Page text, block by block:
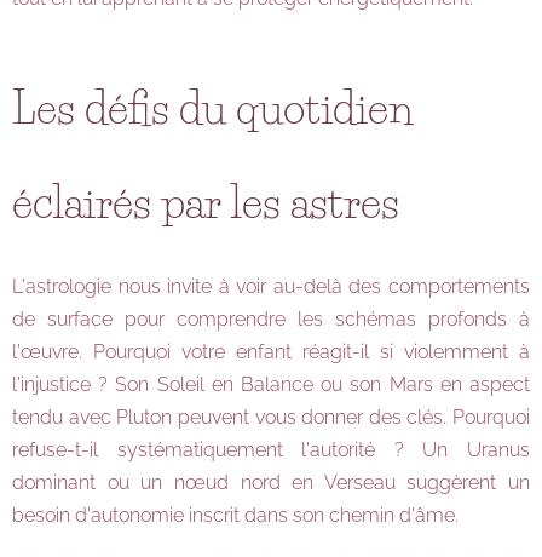
Les défis du quotidien
éclairés par les astres
L'astrologie nous invite à voir au-delà des comportements
de surface pour comprendre les schémas profonds à
l'œuvre. Pourquoi votre enfant réagit-il si violemment à
l'injustice ? Son Soleil en Balance ou son Mars en aspect
tendu avec Pluton peuvent vous donner des clés. Pourquoi
refuse-t-il systématiquement l'autorité ? Un Uranus
dominant ou un nœud nord en Verseau suggèrent un
besoin d'autonomie inscrit dans son chemin d'âme.